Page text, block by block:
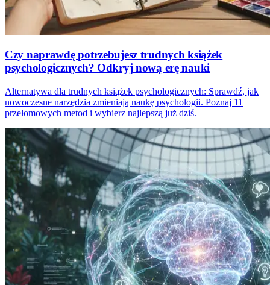
Czy naprawdę potrzebujesz trudnych książek
psychologicznych? Odkryj nową erę nauki
Alternatywa dla trudnych książek psychologicznych: Sprawdź, jak
nowoczesne narzędzia zmieniają naukę psychologii. Poznaj 11
przełomowych metod i wybierz najlepszą już dziś.